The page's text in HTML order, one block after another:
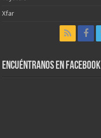
Xfar
Encuéntranos en Facebook